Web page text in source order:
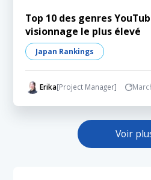
Top 10 des genres
visionnage le plus élevé
Japan Rankings
Erika[Project Manager]
Voir